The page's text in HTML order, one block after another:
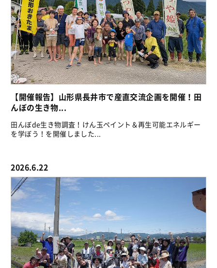
【開催報告】山形県長井市で産直交流企画を開催！田
んぼの生き物...
田んぼde生き物調査！けん玉ペイント＆再生可能エネルギー
を学ぼう！を開催しました...
2026.6.22